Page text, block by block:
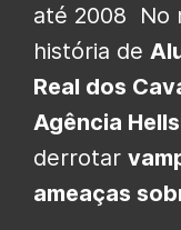
até 2008 No
história de
Real dos
Agência
derrotar
ameaças